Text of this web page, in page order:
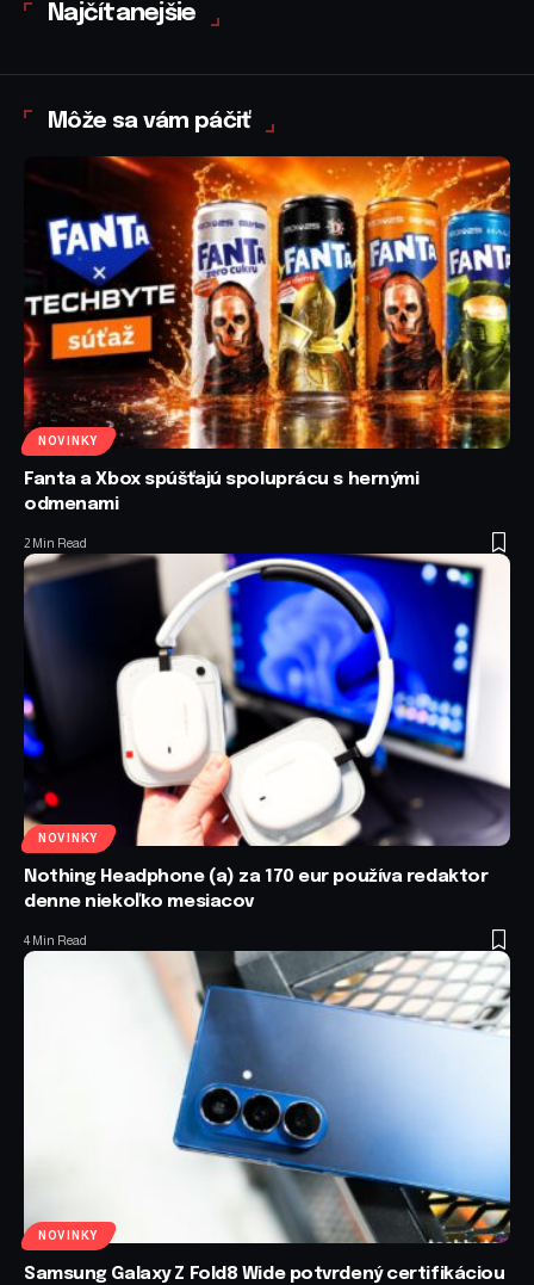
Najčítanejšie
Môže sa vám páčiť
NOVINKY
Fanta a Xbox spúšťajú spoluprácu s hernými
odmenami
2 Min Read
NOVINKY
Nothing Headphone (a) za 170 eur používa redaktor
denne niekoľko mesiacov
4 Min Read
NOVINKY
Samsung Galaxy Z Fold8 Wide potvrdený certifikáciou